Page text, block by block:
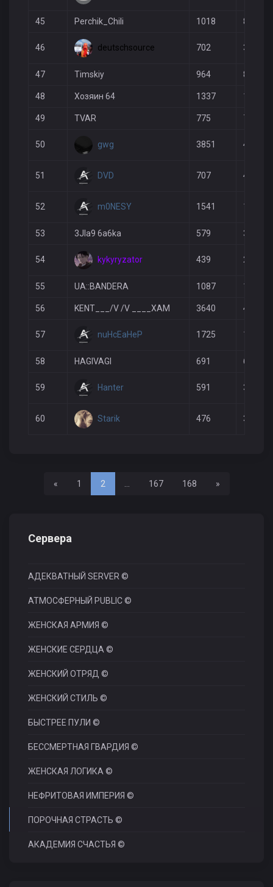
45 Perchik_Chili 1018 833
46 deutschsource 702 397
47 Timskiy 964 837
48 Хозяин 64 1337 1459
49 TVAR 775 718
50 gwg 3851 4349
51 DVD 707 452
52 m0NESY 1541 1595
53 3JIa9 6a6ka 579 314
54 kykyryzator 439 240
55 UA::BANDERA 1087 1096
56 KENT___/V /V ____XAM 3640 4186
57 nuHcEaHeP 1725 1768
58 HAGIVAGI 691 609
59 Hanter 591 379
60 Starik 476 346
«Назад1 2 167 168 »Вперед
Сервера
АДЕКВАТНЫЙ SERVER ©
АТМОСФЕРНЫЙ PUBLIC ©
ЖЕНСКАЯ АРМИЯ ©
ЖЕНСКИЕ СЕРДЦА ©
ЖЕНСКИЙ ОТРЯД ©
ЖЕНСКИЙ СТИЛЬ ©
БЫСТРЕЕ ПУЛИ ©
БЕССМЕРТНАЯ ГВАРДИЯ ©
ЖЕНСКАЯ ЛОГИКА ©
НЕФРИТОВАЯ ИМПЕРИЯ ©
ПОРОЧНАЯ СТРАСТЬ ©
АКАДЕМИЯ СЧАСТЬЯ ©